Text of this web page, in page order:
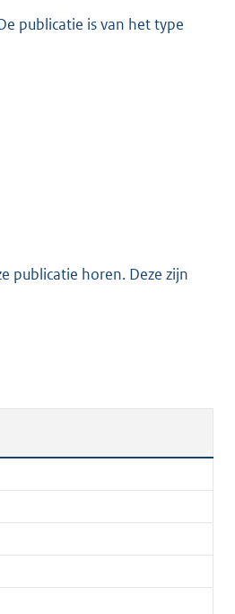
publicatie is van het type
publicatie horen. Deze zijn